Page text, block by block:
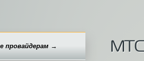
провайдерам →